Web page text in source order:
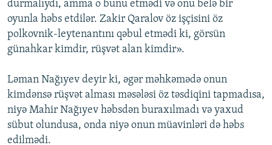
durmalıydı, amma o bunu etmədi və onu belə bir
oyunla həbs etdilər. Zakir Qaralov öz işçisini öz
polkovnik-leytenantını qəbul etmədi ki, görsün
günahkar kimdir, rüşvət alan kimdir».
Ləman Nağıyev deyir ki, əgər məhkəmədə onun
kimdənsə rüşvət alması məsələsi öz təsdiqini tapmadısa,
niyə Mahir Nağıyev həbsdən buraxılmadı və yaxud
sübut olundusa, onda niyə onun müavinləri də həbs
edilmədi.